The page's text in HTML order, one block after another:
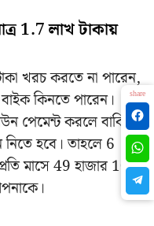
1.7 লাখ টাকায়
খরচ করতে না পারেন,
বাইক কিনতে পারেন।
পেমেন্ট করলে বাকি
হবে। তাহলে 6
মাসে 49 হাজার 109
share